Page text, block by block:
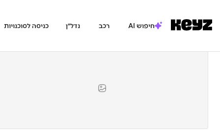
חיפוש AI נדל״ן כניסה לסוכנויות